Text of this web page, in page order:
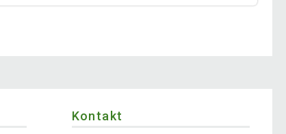
Kontakt